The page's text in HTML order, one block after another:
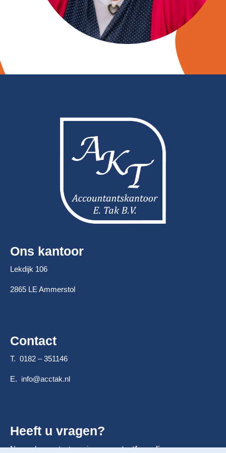
Ons kantoor
Lekdijk 106
2865 LE Ammerstol
Contact
T. 0182 – 351146
E. info@acctak.nl
Heeft u vragen?
Neem dan contact op via onscontactformulier